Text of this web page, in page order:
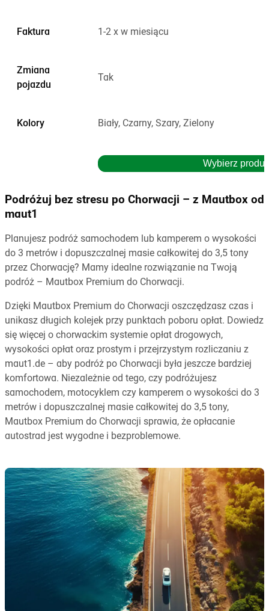
Faktura 1-2 x w miesiącu
Zmiana
pojazdu
Tak
Kolory Biały, Czarny, Szary, Zielony
Wybierz
Podróżuj bez stresu po Chorwacji – z Mautbox od
maut1
Planujesz podróż samochodem lub kamperem o wysokości
do 3 metrów i dopuszczalnej masie całkowitej do 3,5 tony
przez Chorwację? Mamy idealne rozwiązanie na Twoją
podróż – Mautbox Premium do Chorwacji.
Dzięki Mautbox Premium do Chorwacji oszczędzasz czas i
unikasz długich kolejek przy punktach poboru opłat. Dowiedz
się więcej o chorwackim systemie opłat drogowych,
wysokości opłat oraz prostym i przejrzystym rozliczaniu z
maut1.de – aby podróż po Chorwacji była jeszcze bardziej
komfortowa. Niezależnie od tego, czy podróżujesz
samochodem, motocyklem czy kamperem o wysokości do 3
metrów i dopuszczalnej masie całkowitej do 3,5 tony,
Mautbox Premium do Chorwacji sprawia, że opłacanie
autostrad jest wygodne i bezproblemowe.